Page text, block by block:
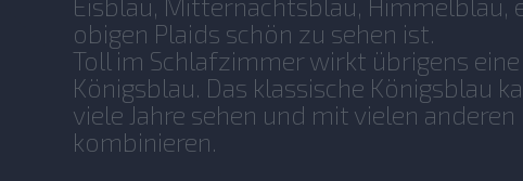
Eisblau, Mitternachtsblau, Himmelblau,
obigen Plaids schön zu sehen ist.
Toll im Schlafzimmer wirkt übrigens
Königsblau. Das klassische Königsblau
viele Jahre sehen und mit vielen anderen
kombinieren.